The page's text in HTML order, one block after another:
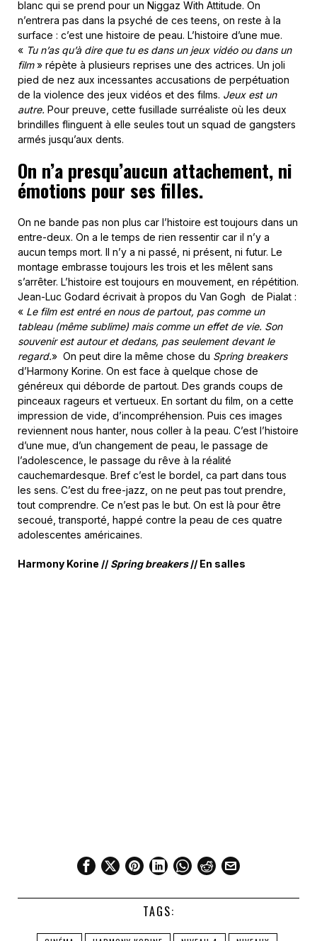
blanc qui se prend pour un Niggaz With Attitude. On
n’entrera pas dans la psyché de ces teens, on reste à la
surface : c’est une histoire de peau. L’histoire d’une mue.
« Tu n’as qu’à dire que tu es dans un jeux vidéo ou dans un
film» répète à plusieurs reprises une des actrices. Un joli
pied de nez aux incessantes accusations de perpétuation
de la violence des jeux vidéos et des films. Jeux est un
autre. Pour preuve, cette fusillade surréaliste où les deux
brindilles flinguent à elle seules tout un squad de gangsters
armés jusqu’aux dents.
On n’a presqu’aucun attachement, ni
émotions pour ses filles.
On ne bande pas non plus car l’histoire est toujours dans un
entre-deux. On a le temps de rien ressentir car il n’y a
aucun temps mort. Il n’y a ni passé, ni présent, ni futur. Le
montage embrasse toujours les trois et les mêlent sans
s’arrêter. L’histoire est toujours en mouvement, en répétition.
Jean-Luc Godard écrivait à propos du Van Gogh de Pialat :
« Le film est entré en nous de partout, pas comme un
tableau (même sublime) mais comme un effet de vie. Son
souvenir est autour et dedans, pas seulement devant le
regard.» On peut dire la même chose du Spring breakers
d’Harmony Korine. On est face à quelque chose de
généreux qui déborde de partout. Des grands coups de
pinceaux rageurs et vertueux. En sortant du film, on a cette
impression de vide, d’incompréhension. Puis ces images
reviennent nous hanter, nous coller à la peau. C’est l’histoire
d’une mue, d’un changement de peau, le passage de
l’adolescence, le passage du rêve à la réalité
cauchemardesque. Bref c’est le bordel, ca part dans tous
les sens. C’est du free-jazz, on ne peut pas tout prendre,
tout comprendre. Ce n’est pas le but. On est là pour être
secoué, transporté, happé contre la peau de ces quatre
adolescentes américaines.
Harmony Korine // Spring breakers// En salles
TAGS: